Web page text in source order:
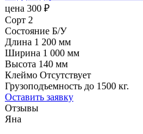
цена 300 ₽
Сорт 2
Состояние Б/У
Длина 1 200 мм
Ширина 1 000 мм
Высота 140 мм
Клеймо Отсутствует
Грузоподъемность до 1500 кг.
Оставить заявку
Отзывы
Яна